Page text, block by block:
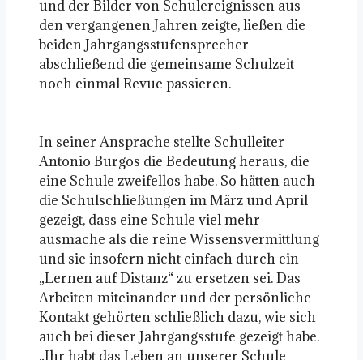
und der Bilder von Schulereignissen aus
den vergangenen Jahren zeigte, ließen die
beiden Jahrgangsstufensprecher
abschließend die gemeinsame Schulzeit
noch einmal Revue passieren.
In seiner Ansprache stellte Schulleiter
Antonio Burgos die Bedeutung heraus, die
eine Schule zweifellos habe. So hätten auch
die Schulschließungen im März und April
gezeigt, dass eine Schule viel mehr
ausmache als die reine Wissensvermittlung
und sie insofern nicht einfach durch ein
„Lernen auf Distanz“ zu ersetzen sei. Das
Arbeiten miteinander und der persönliche
Kontakt gehörten schließlich dazu, wie sich
auch bei dieser Jahrgangsstufe gezeigt habe.
„Ihr habt das Leben an unserer Schule